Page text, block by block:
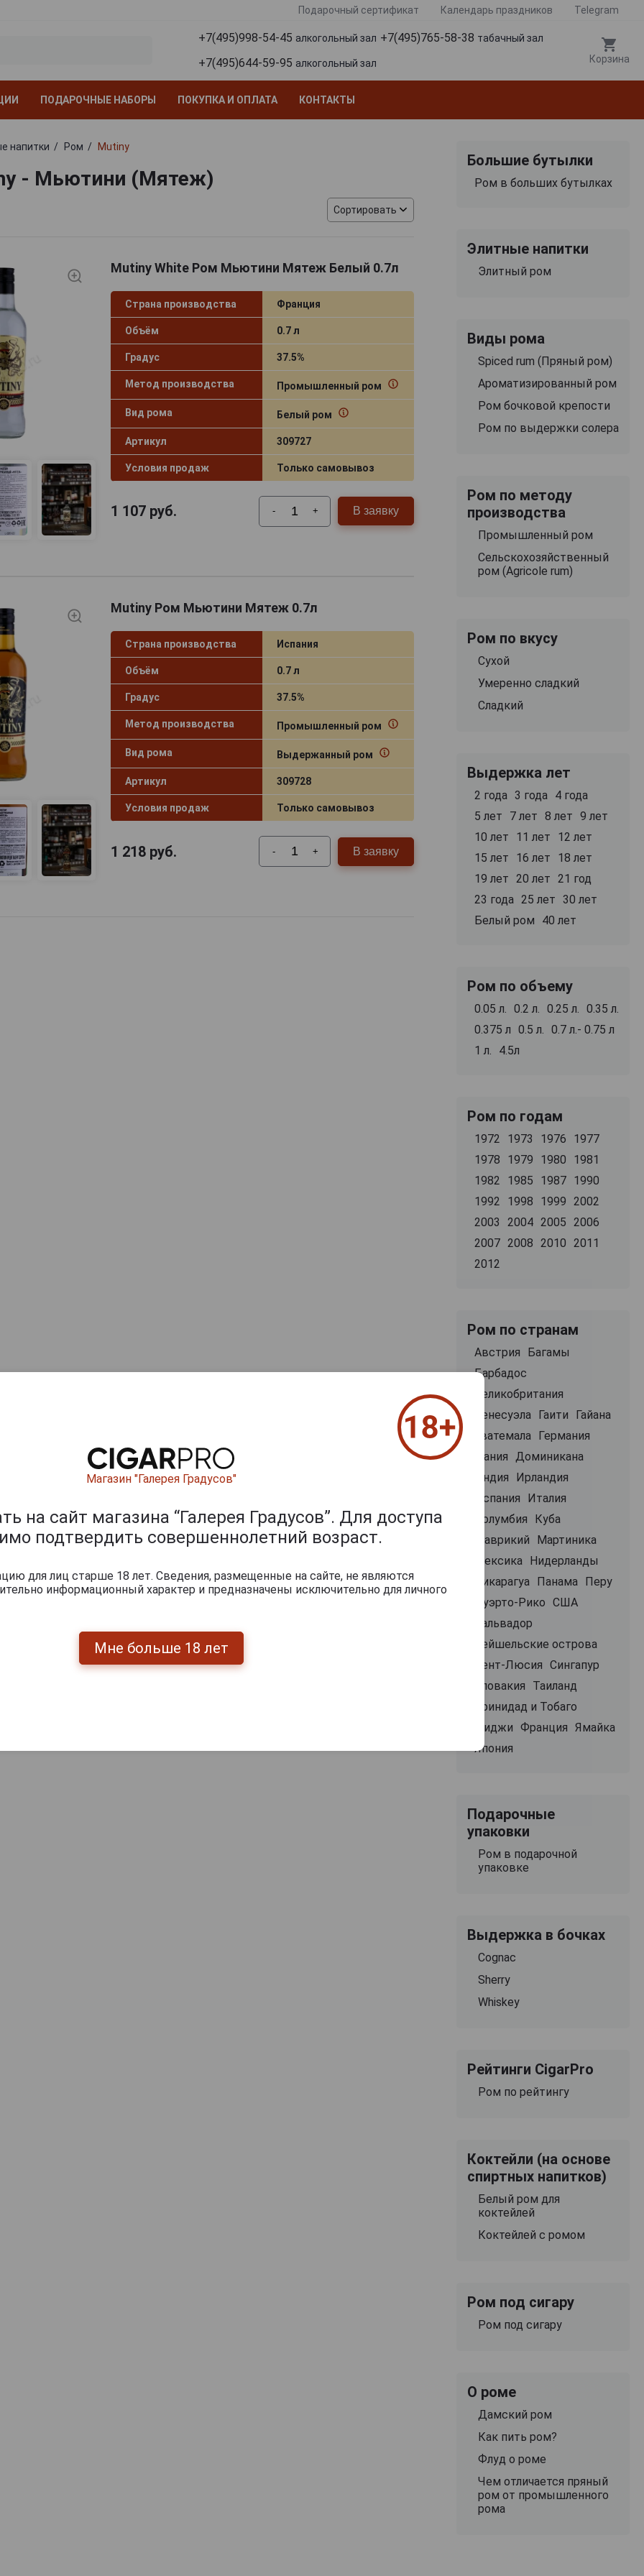
Подарочный сертификат Календарь праздников Telegram
+7(495)998-54-45 алкогольный зал +7(495)765-58-38 табачный зал
+7(495)644-59-95 алкогольный зал Корзина
ПОДАРОЧНЫЕ НАБОРЫ ПОКУПКА И ОПЛАТА КОНТАКТЫ
напитки Ром Mutiny
- Мьютини (Мятеж)
Сортировать
Mutiny White Ром Мьютини Мятеж Белый 0.7л
Страна производства Франция
Объём 0.7 л
Градус 37.5%
Метод производства Промышленный ром
Вид рома Белый ром
Артикул 309727
Условия продаж Только самовывоз
1 107руб. - + В заявку
Mutiny Ром Мьютини Мятеж 0.7л
Страна производства Испания
Объём 0.7 л
Градус 37.5%
Метод производства Промышленный ром
Вид рома Выдержанный ром
Артикул 309728
Условия продаж Только самовывоз
1 218руб. - + В заявку
Большие бутылки
Ром в больших бутылках
Элитные напитки
Элитный ром
Виды рома
Spiced rum (Пряный ром)
Ароматизированный ром
Ром бочковой крепости
Ром по выдержки солера
Ром по методу
производства
Промышленный ром
Сельскохозяйственный
ром (Agricole rum)
Ром по вкусу
Сухой
Умеренно сладкий
Сладкий
Выдержка лет
2 года 3 года
4 года
5 лет
7 лет 8 лет 9 лет
10 лет
11 лет
12 лет
15 лет
16 лет
18 лет
19 лет
20 лет
21 год
23 года
25 лет 30 лет
Белый ром
40 лет
Ром по объему
0.05 л. 0.2 л. 0.25 л.
0.35 л.
0.375 л 0.5 л.
0.7 л.- 0.75 л
1 л.
4.5л
Ром по годам
1972 1973 1976
1977
1978
1979 1980
1981
1982
1985 1987 1990
1992
1998 1999
2002
2003
2004 2005
2006
2007 2008 2010
2011
2012
Ром по странам
Австрия
Багамы
Барбадос
Великобритания
Венесуэла
Гаити
Гайана
Гватемала
Германия
Дания
Доминикана
Индия
Ирландия
Испания
Италия
Колумбия
Куба
Маврикий
Мартиника
Мексика
Нидерланды
Никарагуа
Панама
Перу
Пуэрто-Рико США
Сальвадор
Сейшельские острова
Сент-Люсия Сингапур
Словакия
Таиланд
Тринидад и Тобаго
Фиджи Франция Ямайка
Япония
Подарочные
упаковки
Ром в подарочной
упаковке
Выдержка в бочках
Cognac
Sherry
Whiskey
Рейтинги CigarPro
Ром по рейтингу
Коктейли (на основе
спиртных напитков)
Белый ром для
коктейлей
Коктейлей с ромом
Ром под сигару
Ром под сигару
О роме
Дамский ром
Как пить ром?
Флуд о роме
Чем отличается пряный
ром от промышленного
рома
Магазин "Галерея Градусов"
на сайт магазина “Галерея Градусов”. Для доступа
подтвердить совершеннолетний возраст.
для лиц старше 18 лет. Сведения, размещенные на сайте, не являются
информационный характер и предназначены исключительно для личного
Мне больше 18 лет